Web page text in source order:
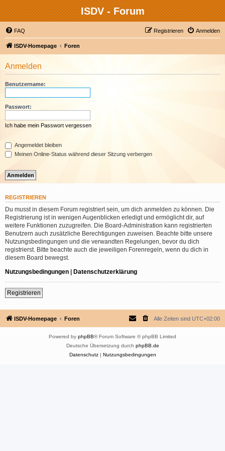
ISDV - Forum
FAQ Anmelden
Registrieren
ISDV-Homepage Foren
Anmelden
Benutzername:
Passwort:
Ich habe mein Passwort vergessen
Angemeldet bleiben
Meinen Online-Status während dieser Sitzung verbergen
REGISTRIEREN
Du musst in diesem Forum registriert sein, um dich anmelden zu können. Die
Registrierung ist in wenigen Augenblicken erledigt und ermöglicht dir, auf
weitere Funktionen zuzugreifen. Die Board-Administration kann registrierten
Benutzern auch zusätzliche Berechtigungen zuweisen. Beachte bitte unsere
Nutzungsbedingungen und die verwandten Regelungen, bevor du dich
registrierst. Bitte beachte auch die jeweiligen Forenregeln, wenn du dich in
diesem Board bewegst.
Nutzungsbedingungen | Datenschutzerklärung
Registrieren
ISDV-Homepage Foren Alle Zeiten sind UTC+02:00
Powered by phpBB® Forum Software © phpBB Limited
Deutsche Übersetzung durch phpBB.de
Datenschutz| Nutzungsbedingungen